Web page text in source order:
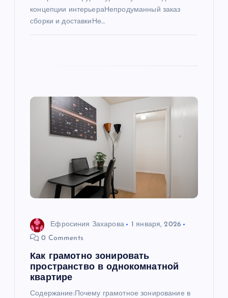
концепции интерьераНепродуманный заказ
сборки и доставкиНе…
Ефросиния Захарова
1 января, 2026
0 Comments
Как грамотно зонировать
пространство в однокомнатной
квартире
Содержание:Почему грамотное зонирование в